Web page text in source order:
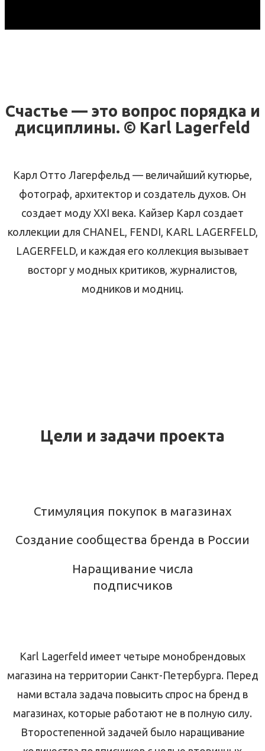
Счастье — это вопрос порядка и
дисциплины. © Karl Lagerfeld
Карл Отто Лагерфельд — величайший кутюрье,
фотограф, архитектор и создатель духов. Он
создает моду XXI века. Кайзер Карл создает
коллекции для CHANEL, FENDI, KARL LAGERFELD,
LAGERFELD, и каждая его коллекция вызывает
восторг у модных критиков, журналистов,
модников и модниц.
Цели и задачи проекта
Стимуляция покупок в магазинах
Создание сообщества бренда в России
Наращивание числа
подписчиков
Karl Lagerfeld имеет четыре монобрендовых
магазина на территории Санкт-Петербурга. Перед
нами встала задача повысить спрос на бренд в
магазинах, которые работают не в полную силу.
Второстепенной задачей было наращивание